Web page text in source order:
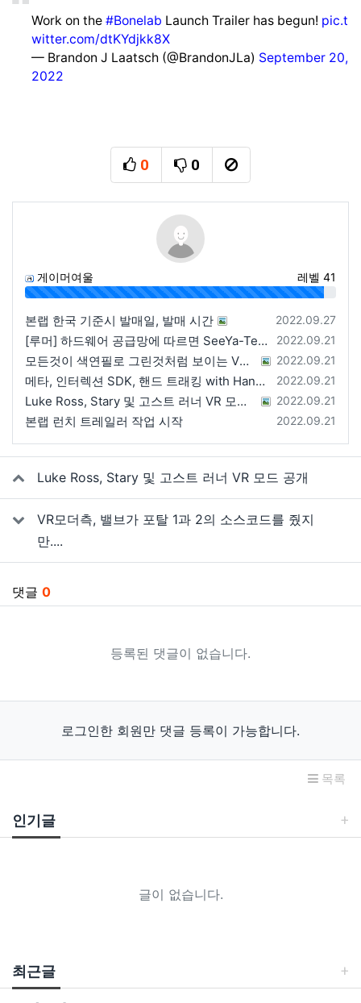
Work on the #Bonelab Launch Trailer has begun! pic.t
witter.com/dtKYdjkk8X
— Brandon J Laatsch (@BrandonJLa) September 20,
2022
0
추천
0
비추천신고
게이머여울 레벨 41
96%
등록일
2022.09.27
본랩 한국 기준시 발매일, 발매 시간
등록일
2022.09.21
[루머] 하드웨어 공급망에 따르면 SeeYa-Tech가 Apple에 여러 번 uOLED 샘플을 보냄
등록일
2022.09.21
모든것이 색연필로 그린것처럼 보이는 VRChat 월드
등록일
2022.09.21
메타, 인터렉션 SDK, 핸드 트래킹 with Hands 2.1에 대한 강연 예정
등록일
2022.09.21
Luke Ross, Stary 및 고스트 러너 VR 모드 공개
등록일
2022.09.21
본랩 런치 트레일러 작업 시작
관련자료Luke Ross, Stary 및 고스트 러너 VR 모드 공개
VR모더측, 밸브가 포탈 1과 2의 소스코드를 줬지
만....
댓글 0
등록된 댓글이 없습니다.
로그인한 회원만 댓글 등록이 가능합니다.
목록
인기글
글이 없습니다.
최근글